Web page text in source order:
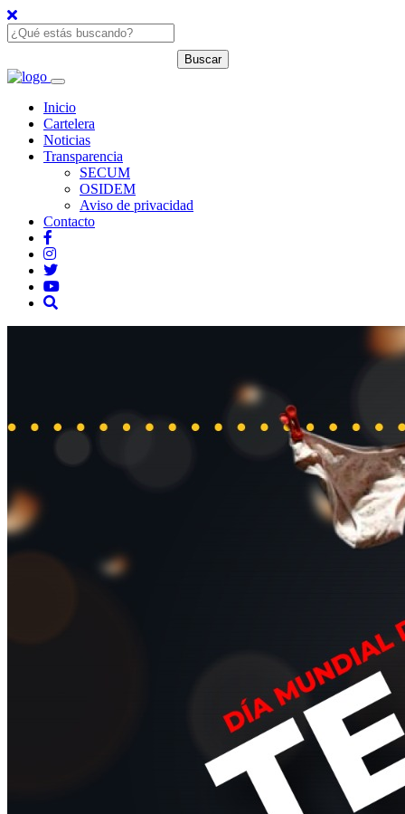
Inicio
Cartelera
Noticias
Transparencia
SECUM
OSIDEM
Aviso de privacidad
Contacto